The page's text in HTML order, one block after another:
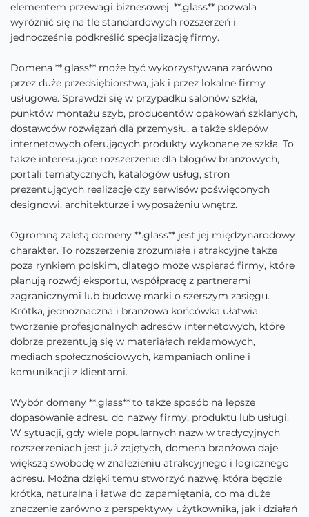
elementem przewagi biznesowej. **.glass** pozwala
wyróżnić się na tle standardowych rozszerzeń i
jednocześnie podkreślić specjalizację firmy.
Domena **.glass** może być wykorzystywana zarówno
przez duże przedsiębiorstwa, jak i przez lokalne firmy
usługowe. Sprawdzi się w przypadku salonów szkła,
punktów montażu szyb, producentów opakowań szklanych,
dostawców rozwiązań dla przemysłu, a także sklepów
internetowych oferujących produkty wykonane ze szkła. To
także interesujące rozszerzenie dla blogów branżowych,
portali tematycznych, katalogów usług, stron
prezentujących realizacje czy serwisów poświęconych
designowi, architekturze i wyposażeniu wnętrz.
Ogromną zaletą domeny **.glass** jest jej międzynarodowy
charakter. To rozszerzenie zrozumiałe i atrakcyjne także
poza rynkiem polskim, dlatego może wspierać firmy, które
planują rozwój eksportu, współpracę z partnerami
zagranicznymi lub budowę marki o szerszym zasięgu.
Krótka, jednoznaczna i branżowa końcówka ułatwia
tworzenie profesjonalnych adresów internetowych, które
dobrze prezentują się w materiałach reklamowych,
mediach społecznościowych, kampaniach online i
komunikacji z klientami.
Wybór domeny **.glass** to także sposób na lepsze
dopasowanie adresu do nazwy firmy, produktu lub usługi.
W sytuacji, gdy wiele popularnych nazw w tradycyjnych
rozszerzeniach jest już zajętych, domena branżowa daje
większą swobodę w znalezieniu atrakcyjnego i logicznego
adresu. Można dzięki temu stworzyć nazwę, która będzie
krótka, naturalna i łatwa do zapamiętania, co ma duże
znaczenie zarówno z perspektywy użytkownika, jak i działań